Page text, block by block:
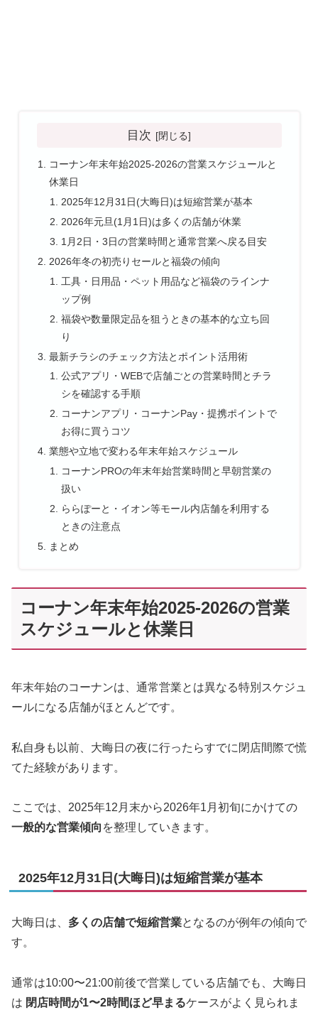
目次
コーナン年末年始2025-2026の営業スケジュールと
休業日
2025年12月31日(大晦日)は短縮営業が基本
2026年元旦(1月1日)は多くの店舗が休業
1月2日・3日の営業時間と通常営業へ戻る目安
2026年冬の初売りセールと福袋の傾向
工具・日用品・ペット用品など福袋のラインナ
ップ例
福袋や数量限定品を狙うときの基本的な立ち回
り
最新チラシのチェック方法とポイント活用術
公式アプリ・WEBで店舗ごとの営業時間とチラ
シを確認する手順
コーナンアプリ・コーナンPay・提携ポイントで
お得に買うコツ
業態や立地で変わる年末年始スケジュール
コーナンPROの年末年始営業時間と早朝営業の
扱い
ららぽーと・イオン等モール内店舗を利用する
ときの注意点
まとめ
コーナン年末年始2025-2026の営業
スケジュールと休業日
年末年始のコーナンは、通常営業とは異なる特別スケジュ
ールになる店舗がほとんどです。
私自身も以前、大晦日の夜に行ったらすでに閉店間際で慌
てた経験があります。
ここでは、2025年12月末から2026年1月初旬にかけての
一般的な営業傾向 を整理していきます。
2025年12月31日(大晦日)は短縮営業が基本
大晦日は、 多くの店舗で短縮営業となるのが例年の傾向で
す。
通常は10:00〜21:00前後で営業している店舗でも、大晦日
は 閉店時間が1〜2時間ほど早まるケースがよく見られま